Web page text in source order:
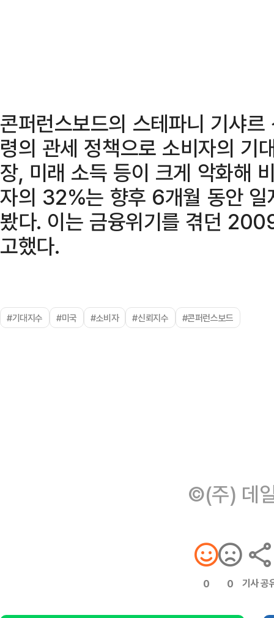
콘퍼런스보드의 스테파니 기샤
령의 관세 정책으로 소비자의 기
장, 미래 소득 등이 크게 악화해
자의 32%는 향후 6개월 동안 일
봤다. 이는 금융위기를 겪던
고했다.
#기대지수 #미국 #소비자 #신뢰지수 #콘퍼런스보드
©(주) 데
0 0 기사 공